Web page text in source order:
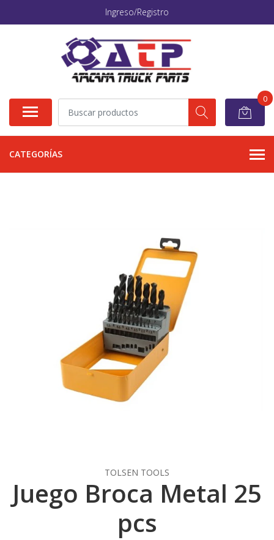
Ingreso/Registro
0
CATEGORÍAS
TOLSEN TOOLS
Juego Broca Metal 25
pcs